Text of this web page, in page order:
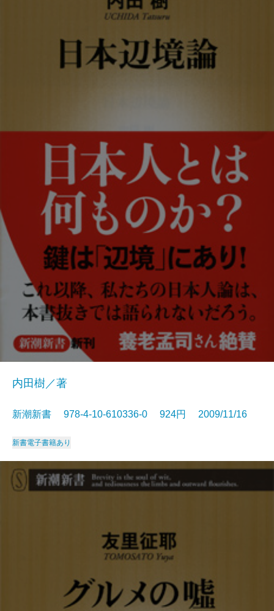
内田樹／著
新潮新書 978-4-10-610336-0 924円 2009/11/16
新書電子書籍あり